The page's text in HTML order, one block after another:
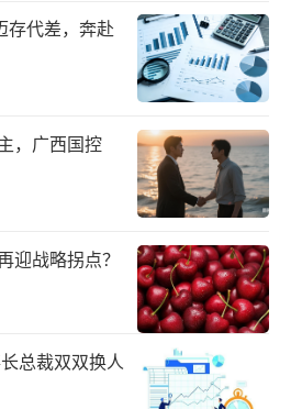
赋能活动，帮助渠道伙伴
力，实现价值共创。
，宴席场次同比增长1
善态势。
存代差，奔赴
，广西国控
迎战略拐点？
总裁双双换人